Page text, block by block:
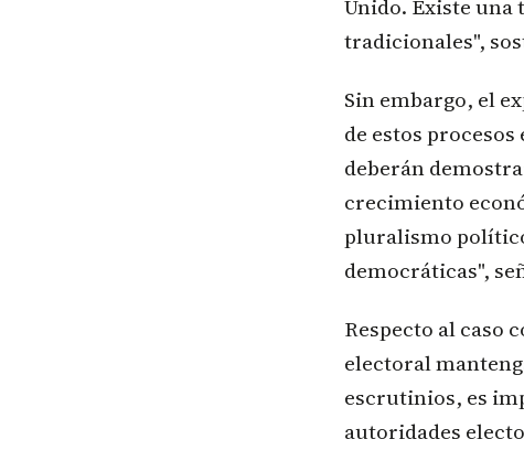
Unido. Existe
tradicionales",
Sin embargo, el
de estos
deberán
crecimiento
pluralismo
democráticas",
Respecto al caso
electoral
escrutinios, es
autoridades